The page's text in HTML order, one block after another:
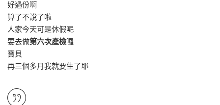
好過份啊
算了不說了啦
人家今天可是休假呢
要去做第六次產檢囉
寶貝
再三個多月我就要生了耶